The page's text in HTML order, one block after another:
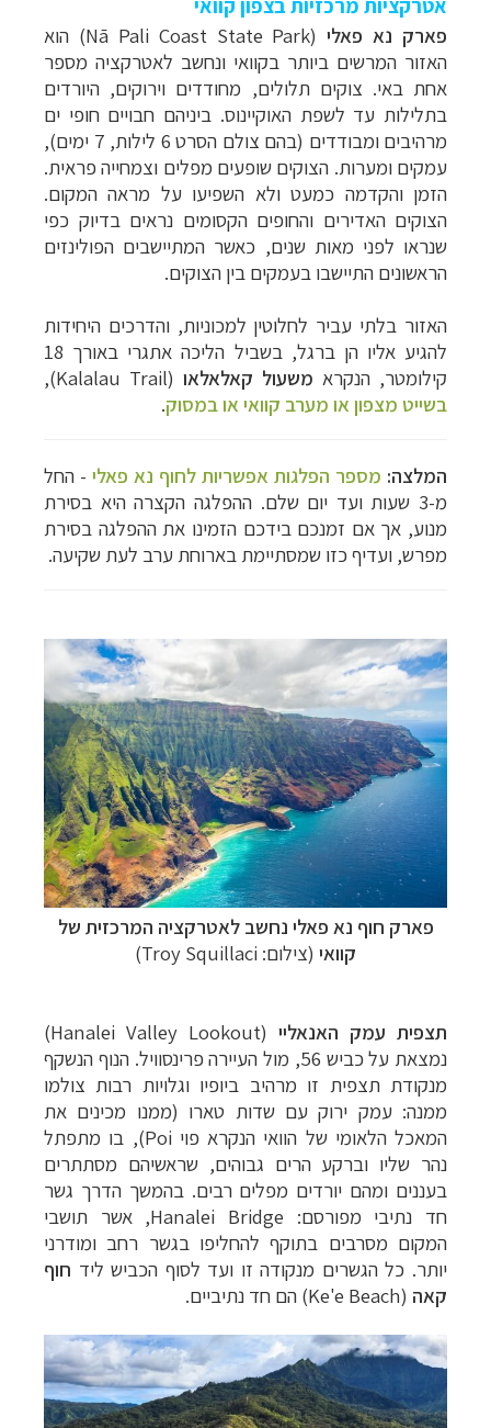
אטרקציות מרכזיות בצפון קוואי
פארק נא פאלי (
Nā Pali Coast State Park) הוא
האזור המרשים ביותר בקוואי ונחשב לאטרקציה מספר
אחת באי. צוקים תלולים, מחודדים וירוקים, היורדים
בתלילות עד לשפת האוקיינוס. ביניהם חבויים חופי ים
מרהיבים ומבודדים (בהם צולם הסרט 6 לילות, 7 ימים),
עמקים ומערות. הצוקים שופעים מפלים וצמחייה פראית.
הזמן והקדמה כמעט ולא השפיעו על מראה המקום.
הצוקים האדירים והחופים הקסומים נראים בדיוק כפי
שנראו לפני מאות שנים, כאשר המתיישבים הפולינזים
הראשונים התיישבו בעמקים בין הצוקים.
האזור בלתי עביר לחלוטין למכוניות, והדרכים היחידות
להגיע אליו הן ברגל, בשביל הליכה אתגרי באורך 18
קילומטר, הנקרא משעול קאלאלאו (
Kalalau Trail
),
בשייט מצפון או מערב קוואי או במסוק.
המלצה: מספר הפלגות אפשריות לחוף נא פאלי - החל
מ-3 שעות ועד יום שלם. ההפלגה הקצרה היא בסירת
מנוע, אך אם זמנכם בידכם הזמינו את ההפלגה בסירת
מפרש, ועדיף כזו שמסתיימת בארוחת ערב לעת שקיעה.
פארק חוף נא פאלי נחשב לאטרקציה המרכזית של
קוואי (צילום: Troy Squillaci)
תצפית עמק האנאליי (
Hanalei Valley Lookout
)
נמצאת על כביש 56, מול העיירה פרינסוויל. הנוף הנשקף
מנקודת תצפית זו מרהיב ביופיו וגלויות רבות צולמו
ממנה: עמק ירוק עם שדות טארו (ממנו מכינים את
המאכל הלאומי של הוואי הנקרא פוי Poi), בו מתפתל
נהר שליו וברקע הרים גבוהים, שראשיהם מסתתרים
בעננים ומהם יורדים מפלים רבים. בהמשך הדרך גשר
חד נתיבי מפורסם: Hanalei Bridge, אשר תושבי
המקום מסרבים בתוקף להחליפו בגשר רחב ומודרני
יותר. כל הגשרים מנקודה זו ועד לסוף הכביש ליד חוף
קאה (Ke'e Beach) הם חד נתיביים.